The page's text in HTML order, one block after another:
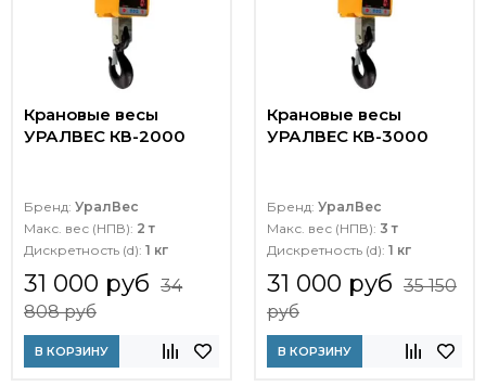
Крановые весы
УРАЛВЕС КВ-2000
Бренд: УралВес
Макс. вес (НПВ): 2 т
Дискретность (d): 1 кг
31 000 руб 34
808 руб
В КОРЗИНУ
Крановые весы
УРАЛВЕС КВ-3000
Бренд: УралВес
Макс. вес (НПВ): 3 т
Дискретность (d): 1 кг
31 000 руб 35 150
руб
В КОРЗИНУ